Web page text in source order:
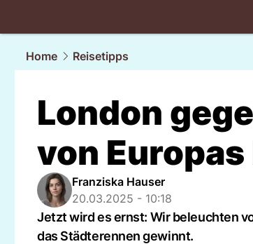
Home
Reisetipps
London
von
Franziska Hauser
20.03.2025 - 10:18
Jetzt wird es ernst: Wir beleuchten
das Städterennen gewinnt.